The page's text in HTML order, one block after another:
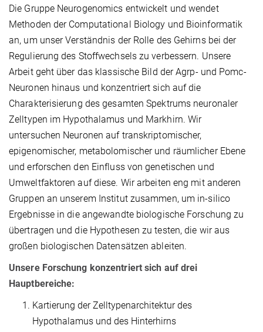
Die Gruppe Neurogenomics entwickelt und wendet
Methoden der Computational Biology und Bioinformatik
an, um unser Verständnis der Rolle des Gehirns bei der
Regulierung des Stoffwechsels zu verbessern. Unsere
Arbeit geht über das klassische Bild der Agrp- und Pomc-
Neuronen hinaus und konzentriert sich auf die
Charakterisierung des gesamten Spektrums neuronaler
Zelltypen im Hypothalamus und Markhirn. Wir
untersuchen Neuronen auf transkriptomischer,
epigenomischer, metabolomischer und räumlicher Ebene
und erforschen den Einfluss von genetischen und
Umweltfaktoren auf diese. Wir arbeiten eng mit anderen
Gruppen an unserem Institut zusammen, um in-silico
Ergebnisse in die angewandte biologische Forschung zu
übertragen und die Hypothesen zu testen, die wir aus
großen biologischen Datensätzen ableiten.
Unsere Forschung konzentriert sich auf drei
Hauptbereiche:
Kartierung der Zelltypenarchitektur des
Hypothalamus und des Hinterhirns